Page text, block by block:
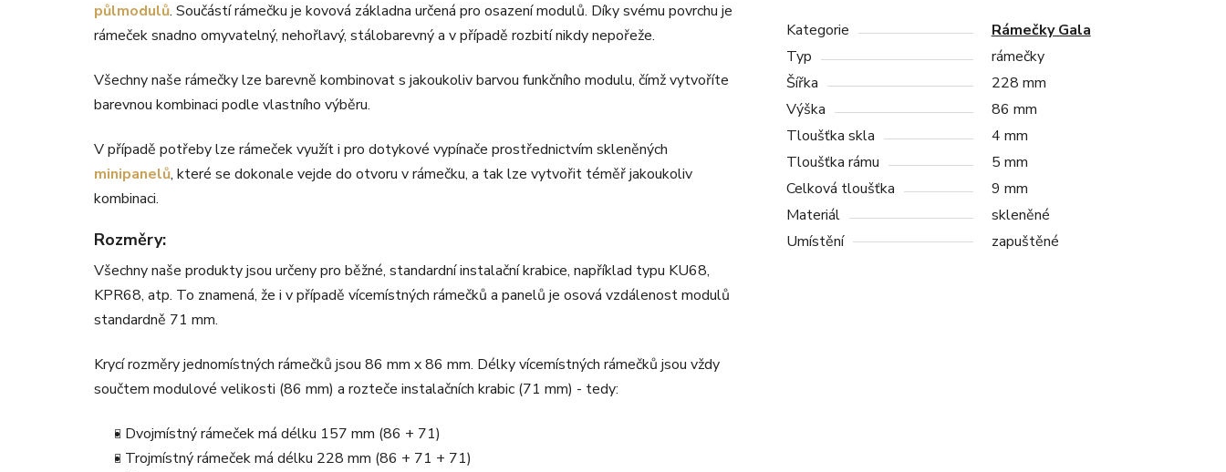
půlmodulů. Součástí rámečku je kovová základna určená pro osazení modulů. Díky svému povrchu je
rámeček snadno omyvatelný, nehořlavý, stálobarevný a v případě rozbití nikdy nepořeže.
Všechny naše rámečky lze barevně kombinovat s jakoukoliv barvou funkčního modulu, čímž vytvoříte
barevnou kombinaci podle vlastního výběru.
V případě potřeby lze rámeček využít i pro dotykové vypínače prostřednictvím skleněných
minipanelů, které se dokonale vejde do otvoru v rámečku, a tak lze vytvořit téměř jakoukoliv
kombinaci.
Rozměry:
Všechny naše produkty jsou určeny pro běžné, standardní instalační krabice, například typu KU68,
KPR68, atp. To znamená, že i v případě vícemístných rámečků a panelů je osová vzdálenost modulů
standardně 71 mm.
Krycí rozměry jednomístných rámečků jsou 86 mm x 86 mm. Délky vícemístných rámečků jsou vždy
součtem modulové velikosti (86 mm) a rozteče instalačních krabic (71 mm) - tedy:
Dvojmístný rámeček má délku 157 mm (86 + 71)
Trojmístný rámeček má délku 228 mm (86 + 71 + 71)
Kategorie
Rámečky Gala
Typ
rámečky
Šířka
228 mm
Výška
86 mm
Tloušťka skla
4 mm
Tloušťka rámu
5 mm
Celková tloušťka
9 mm
Materiál
skleněné
Umístění
zapuštěné